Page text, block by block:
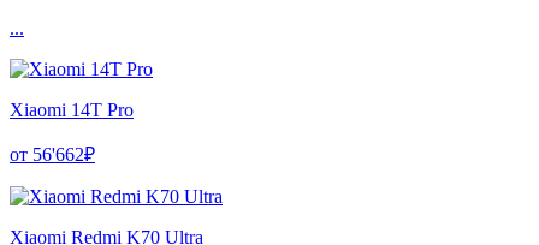
...
Xiaomi 14T Pro
от 56'662₽
Xiaomi Redmi K70 Ultra